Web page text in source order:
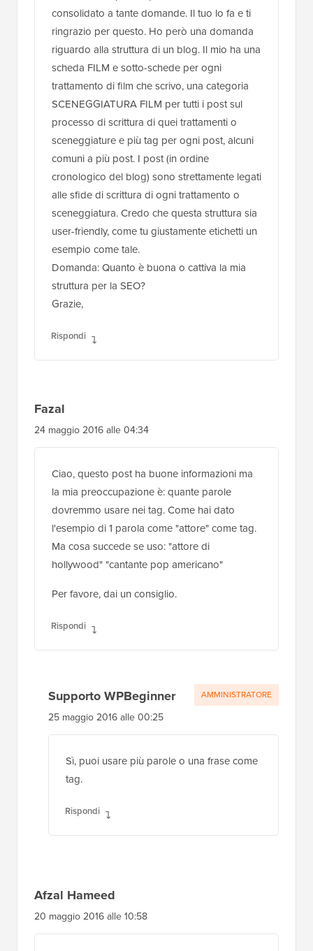
consolidato a tante domande. Il tuo lo fa e ti
ringrazio per questo. Ho però una domanda
riguardo alla struttura di un blog. Il mio ha una
scheda FILM e sotto-schede per ogni
trattamento di film che scrivo, una categoria
SCENEGGIATURA FILM per tutti i post sul
processo di scrittura di quei trattamenti o
sceneggiature e più tag per ogni post, alcuni
comuni a più post. I post (in ordine
cronologico del blog) sono strettamente legati
alle sfide di scrittura di ogni trattamento o
sceneggiatura. Credo che questa struttura sia
user-friendly, come tu giustamente etichetti un
esempio come tale.
Domanda: Quanto è buona o cattiva la mia
struttura per la SEO?
Grazie,
Rispondi
Fazal
24 maggio 2016 alle 04:34
Ciao, questo post ha buone informazioni ma
la mia preoccupazione è: quante parole
dovremmo usare nei tag. Come hai dato
l'esempio di 1 parola come "attore" come tag.
Ma cosa succede se uso: "attore di
hollywood" "cantante pop americano"
Per favore, dai un consiglio.
Rispondi
Supporto WPBeginner
25 maggio 2016 alle 00:25
Sì, puoi usare più parole o una frase come
tag.
Rispondi
AMMINISTRATORE
Afzal Hameed
20 maggio 2016 alle 10:58